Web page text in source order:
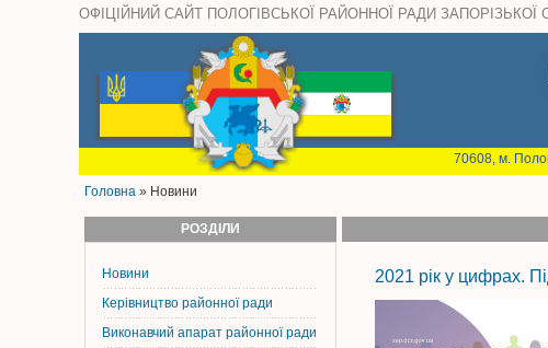
ОФІЦІЙНИЙ САЙТ ПОЛОГІВСЬКОЇ РАЙОННОЇ РАДИ ЗАПОРІЗЬКОЇ
70608, м.
Головна » Новини
РОЗДІЛИ
Новини
Керiвництво районної ради
Виконавчий апарат районної ради
2021 рік у цифрах.